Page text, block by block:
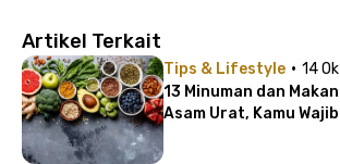
Artikel Terkait
Tips & Lifestyle · 14
13 Minuman dan
Asam Urat, Kamu